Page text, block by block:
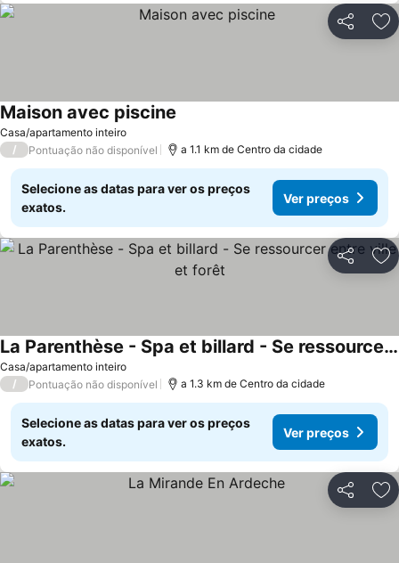
Partilhar
Casa/apartamento inteiro
Maison avec piscine
/ Pontuação não disponível a 1.1 km de Centro da cidade
Selecione as datas para ver os preços
exatos.
Ver preços
Partilhar
Casa/apartamento inteiro
La Parenthèse - Spa et billard - Se ressourcer entre ville et forêt
/ Pontuação não disponível a 1.3 km de Centro da cidade
Selecione as datas para ver os preços
exatos.
Ver preços
Partilhar